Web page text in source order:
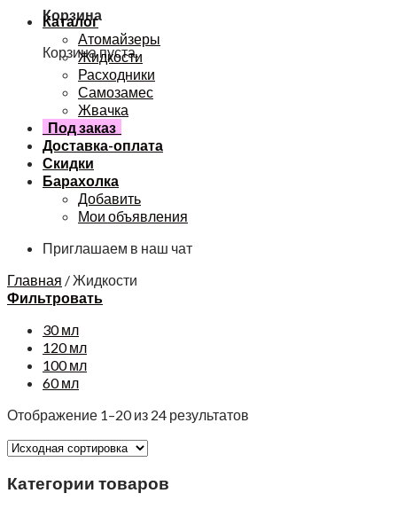
Корзина
Корзина пуста.
Каталог
Атомайзеры
Жидкости
Расходники
Самозамес
Жвачка
Под заказ
Доставка-оплата
Скидки
Барахолка
Добавить
Мои объявления
Приглашаем в наш чат
Главная /Жидкости
Фильтровать
30 мл
120 мл
100 мл
60 мл
Отображение 1–20 из 24 результатов
Категории товаров